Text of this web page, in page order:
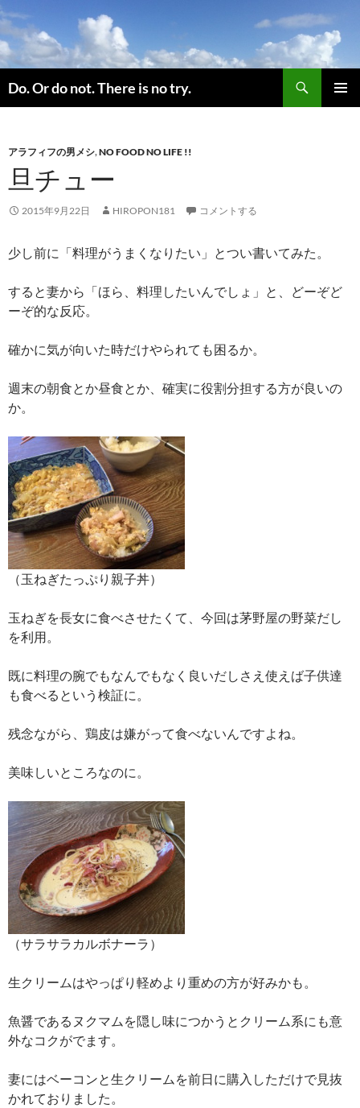
コ
ン
テ
ン
ツ
へ
Do. Or do not. There is no try.
索
アラフィフの男メシ,NO FOOD NO LIFE !!
旦チュー
2015年9月22日 HIROPON181 コメントする
少し前に「料理がうまくなりたい」とつい書いてみた。
すると妻から「ほら、料理したいんでしょ」と、どーぞど
ーぞ的な反応。
確かに気が向いた時だけやられても困るか。
週末の朝食とか昼食とか、確実に役割分担する方が良いの
か。
（玉ねぎたっぷり親子丼）
玉ねぎを長女に食べさせたくて、今回は茅野屋の野菜だし
を利用。
既に料理の腕でもなんでもなく良いだしさえ使えば子供達
も食べるという検証に。
残念ながら、鶏皮は嫌がって食べないんですよね。
美味しいところなのに。
（サラサラカルボナーラ）
生クリームはやっぱり軽めより重めの方が好みかも。
魚醤であるヌクマムを隠し味につかうとクリーム系にも意
外なコクがでます。
妻にはベーコンと生クリームを前日に購入しただけで見抜
かれておりました。